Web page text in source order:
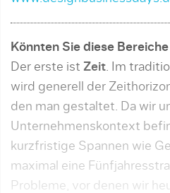
Könnten Sie diese
Der erste ist Zeit. Im
wird generell der
den man gestaltet. Da wir
Unternehmenskontext
kurzfristige Spannen wie
maximal eine
Prob­le­me, vor denen wir